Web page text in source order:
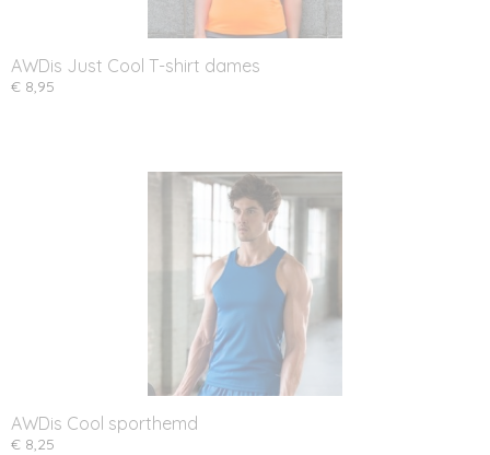
AWDis Just Cool T-shirt dames
€ 8,95
AWDis Cool sporthemd
€ 8,25